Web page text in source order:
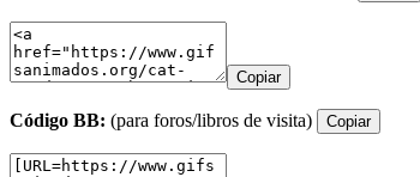
Copiar
Código BB: (para foros/libros de visita) Copiar